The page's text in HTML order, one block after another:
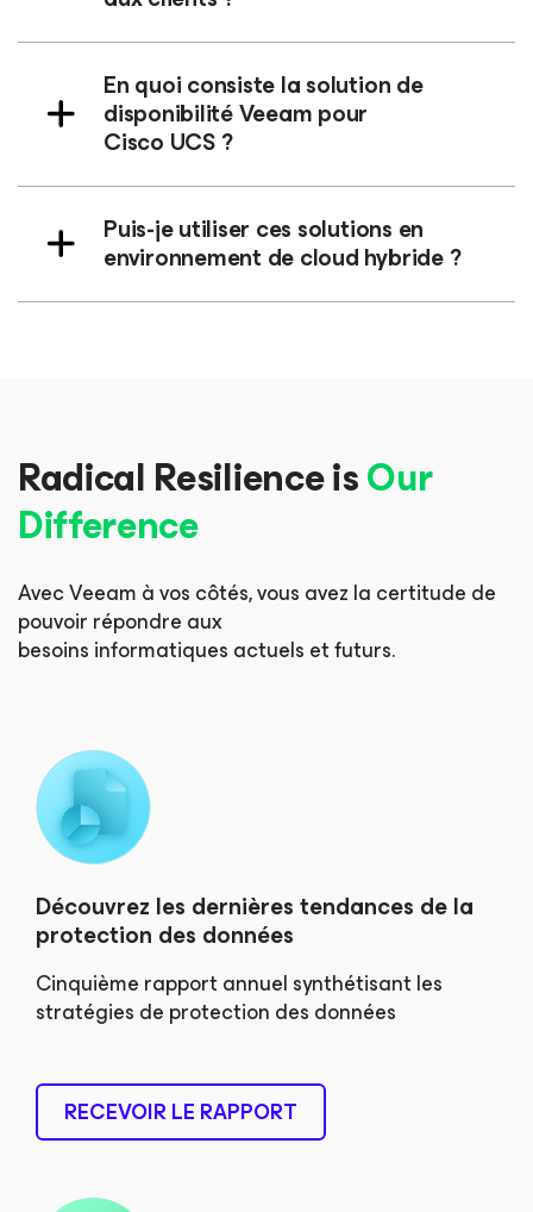
En quoi consiste la solution de
disponibilité Veeam pour
Cisco UCS ?
Puis-je utiliser ces solutions en
environnement de cloud hybride ?
Radical Resilience isOur
Difference
Avec Veeam à vos côtés, vous avez la certitude de
pouvoir répondre aux
besoins informatiques actuels et futurs.
Découvrez les dernières tendances de la
protection des données
Cinquième rapport annuel synthétisant les
stratégies de protection des données
RECEVOIR LE RAPPORT